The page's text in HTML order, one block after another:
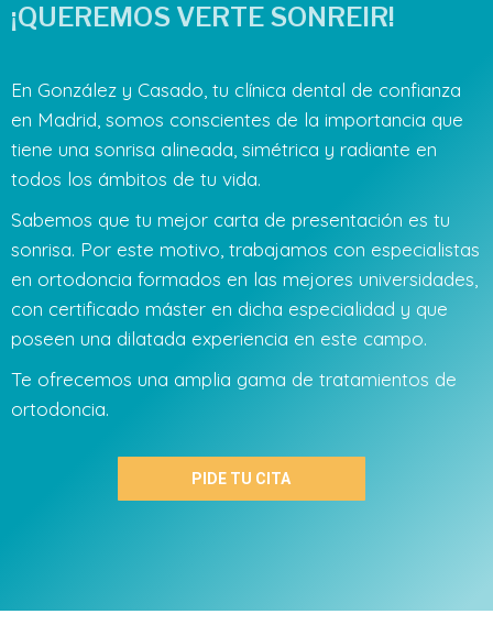
¡QUEREMOS VERTE SONREIR!
En González y Casado, tu clínica dental de confianza
en Madrid, somos conscientes de la importancia que
tiene una sonrisa alineada, simétrica y radiante en
todos los ámbitos de tu vida.
Sabemos que tu mejor carta de presentación es tu
sonrisa. Por este motivo, trabajamos con especialistas
en ortodoncia formados en las mejores universidades,
con certificado máster en dicha especialidad y que
poseen una dilatada experiencia en este campo.
Te ofrecemos una amplia gama de tratamientos de
ortodoncia.
PIDE TU CITA